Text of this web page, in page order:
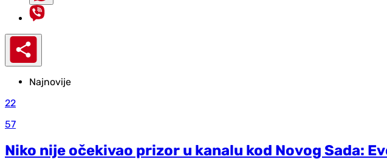
Najnovije
22
57
Niko nije očekivao prizor u kanalu kod Novog Sada: